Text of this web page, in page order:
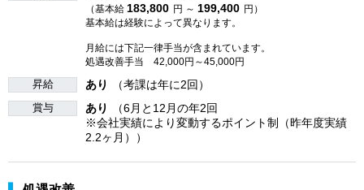
（基本給 183,800 円 ～ 199,400 円）
基本給は経験によって異なります。
月給には下記一律手当が含まれています。
処遇改善手当 42,000円～45,000円
昇給 あり （考課は年に2回）
賞与 あり
（6月と12月の年2回
※会社実績により変動するポイント制（昨年度実績
2.2ヶ月））